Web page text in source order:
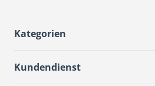
Kategorien
Kundendienst